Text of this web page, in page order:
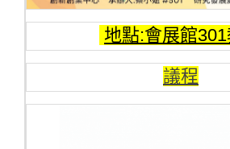
地點:會展館
議程